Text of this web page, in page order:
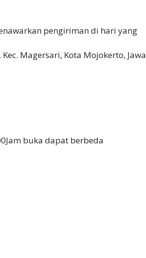
pengiriman di hari yang
Magersari, Kota Mojokerto, Jawa
buka dapat berbeda